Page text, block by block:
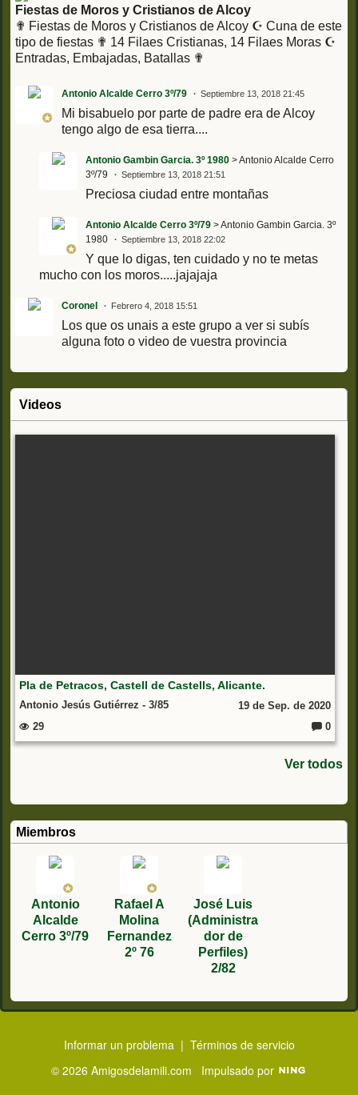
Fiestas de Moros y Cristianos de Alcoy
✟ Fiestas de Moros y Cristianos de Alcoy ☪ Cuna de este
tipo de fiestas ✟ 14 Filaes Cristianas, 14 Filaes Moras ☪
Entradas, Embajadas, Batallas ✟
Antonio Alcalde Cerro 3º/79 Septiembre 13, 2018 21:45
Mi bisabuelo por parte de padre era de Alcoy
tengo algo de esa tierra....
Antonio Gambin Garcia. 3º 1980 > Antonio Alcalde Cerro
3º/79
Septiembre 13, 2018 21:51
Preciosa ciudad entre montañas
Antonio Alcalde Cerro 3º/79 > Antonio Gambin Garcia. 3º
1980
Septiembre 13, 2018 22:02
Y que lo digas, ten cuidado y no te metas
mucho con los moros.....jajajaja
Coronel Febrero 4, 2018 15:51
Los que os unais a este grupo a ver si subís
alguna foto o video de vuestra provincia
Videos
Pla de Petracos, Castell de Castells, Alicante.
Antonio Jesús Gutiérrez - 3/85
19 de Sep. de 2020
29
o
e
s:
0
Ver todos
Miembros
Antonio
Alcalde
Cerro 3º/79
Rafael A
Molina
Fernandez
2º 76
José Luis
(Administra
dor de
Perfiles)
2/82
Informar un problema| Términos de servicio
© 2026 Amigosdelamili.com Impulsado por